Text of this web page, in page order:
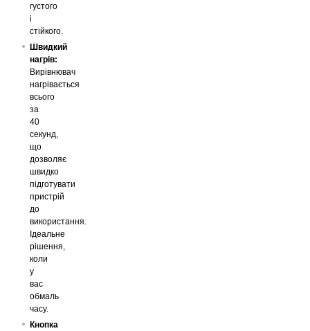
густого
і
стійкого.
Швидкий
нагрів:
Вирівнювач
нагрівається
всього
за
40
секунд,
що
дозволяє
швидко
підготувати
пристрій
до
використання.
Ідеальне
рішення,
коли
у
вас
обмаль
часу.
Кнопка